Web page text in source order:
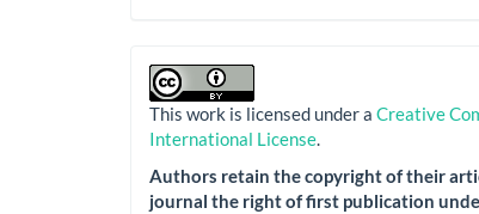
This work is licensed under aCreative
International License.
Authors retain the copyright of their
journal the right of first publication